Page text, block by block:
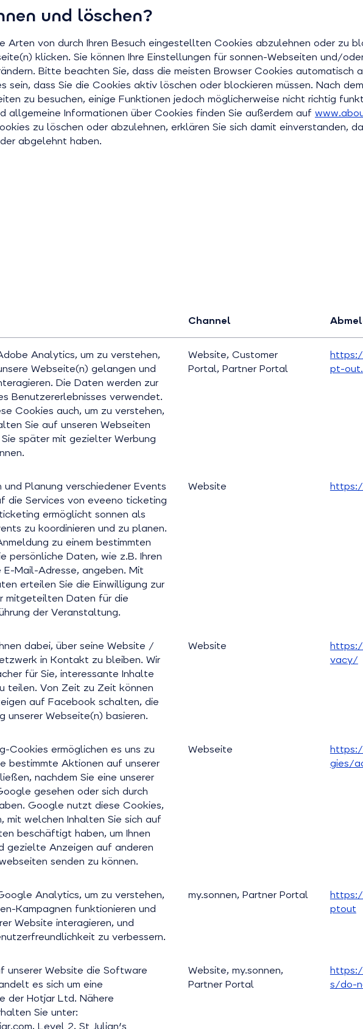
und löschen?
Arten von durch Ihren Besuch eingestellten Cookies abzulehnen oder zu
klicken. Sie können Ihre Einstellungen für sonnen-Webseiten und/
Bitte beachten Sie, dass die meisten Browser Cookies automatisch
dass Sie die Cookies aktiv löschen oder blockieren müssen. Nach
zu besuchen, einige Funktionen jedoch möglicherweise nicht richtig
allgemeine Informationen über Cookies finden Sie außerdem auf
zu löschen oder abzulehnen, erklären Sie sich damit einverstanden,
abgelehnt haben.
Channel
Analytics, um zu verstehen,
Webseite(n) gelangen und
Die Daten werden zur
Benutzererlebnisses verwendet.
Cookies auch, um zu verstehen,
Sie auf unseren Webseiten
später mit gezielter Werbung
Website, Customer
Portal, Partner Portal
pt-
und Planung verschiedener Events
die Services von eveeno ticketing
ermöglicht sonnen als
zu koordinieren und zu planen.
zu einem bestimmten
persönliche Daten, wie z.B. Ihren
E-Mail-Adresse, angeben. Mit
erteilen Sie die Einwilligung zur
mitgeteilten Daten für die
der Veranstaltung.
Website
dabei, über seine Website /
in Kontakt zu bleiben. Wir
für Sie, interessante Inhalte
teilen. Von Zeit zu Zeit können
auf Facebook schalten, die
unserer Webseite(n) basieren.
Website
vacy/
Cookies ermöglichen es uns zu
bestimmte Aktionen auf unserer
nachdem Sie eine unserer
gesehen oder sich durch
Google nutzt diese Cookies,
mit welchen Inhalten Sie sich auf
beschäftigt haben, um Ihnen
gezielte Anzeigen auf anderen
senden zu können.
Webseite
gies/
Analytics, um zu verstehen,
Kampagnen funktionieren und
Website interagieren, und
zu verbessern.
my.sonnen, Partner Portal
ptout
unserer Website die Software
es sich um eine
der Hotjar Ltd. Nähere
Sie unter:
Level 2, St Julian's
Website, my.sonnen,
Partner Portal
s/do-